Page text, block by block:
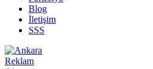
Blog
İletişim
SSS